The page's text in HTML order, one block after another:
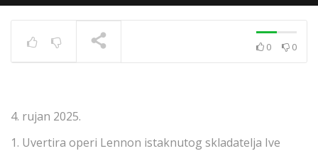
0 0
4. rujan 2025.
1. Uvertira operi Lennon istaknutog skladatelja Ive